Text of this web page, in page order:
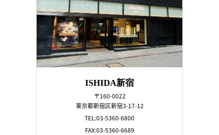
ISHIDA新宿
〒160-0022
東京都新宿区新宿3-17-12
TEL:03-5360-6800
FAX:03-5360-6689